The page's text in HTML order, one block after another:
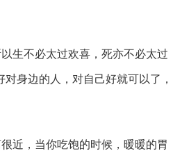
生不必太过欢喜，死亦不必太过
身边的人，对自己好就可以了，
近，当你吃饱的时候，暖暖的胃